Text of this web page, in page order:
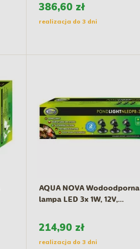
386,60 zł
realizacja do 3 dni
AQUA NOVA Wodoodporna
lampa LED 3x 1W, 12V,...
214,90 zł
realizacja do 3 dni